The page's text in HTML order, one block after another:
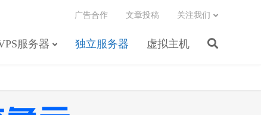
服务器 独立服务器 虚拟主机
广告合作 文章投稿 关注我们